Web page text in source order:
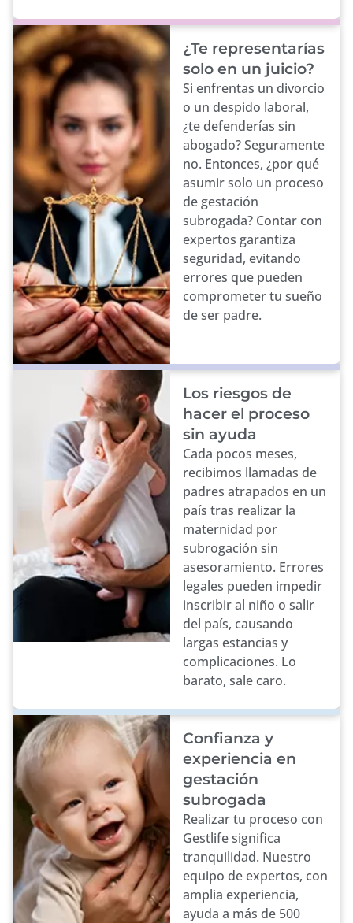
¿Te representarías
solo en un juicio?
Si enfrentas un divorcio
o un despido laboral,
¿te defenderías sin
abogado? Seguramente
no. Entonces, ¿por qué
asumir solo un proceso
de gestación
subrogada? Contar con
expertos garantiza
seguridad, evitando
errores que pueden
comprometer tu sueño
de ser padre.
Los riesgos de
hacer el proceso
sin ayuda
Cada pocos meses,
recibimos llamadas de
padres atrapados en un
país tras realizar la
maternidad por
subrogación sin
asesoramiento. Errores
legales pueden impedir
inscribir al niño o salir
del país, causando
largas estancias y
complicaciones. Lo
barato, sale caro.
Confianza y
experiencia en
gestación
subrogada
Realizar tu proceso con
Gestlife significa
tranquilidad. Nuestro
equipo de expertos, con
amplia experiencia,
ayuda a más de 500